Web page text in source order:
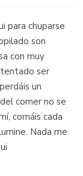
para chuparse
son
con muy
ser
un
comer no se
comáis cada
Nada me